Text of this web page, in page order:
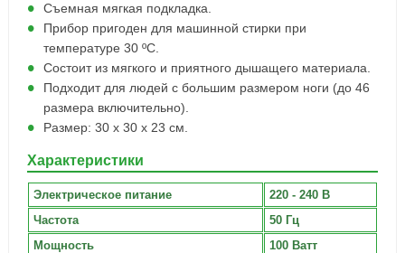
Съемная мягкая подкладка.
Прибор пригоден для машинной стирки при
температуре 30 ºС.
Состоит из мягкого и приятного дышащего материала.
Подходит для людей с большим размером ноги (до 46
размера включительно).
Размер: 30 х 30 х 23 см.
Характеристики
Электрическое питание
220 - 240 В
Частота
50 Гц
Мощность
100 Ватт